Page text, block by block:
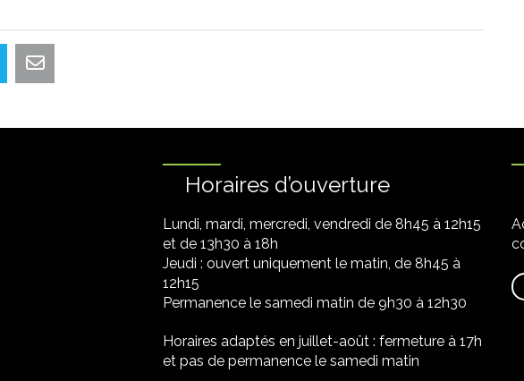
Horaires d’ouverture
Lundi, mardi, mercredi, vendredi de 8h45 à 12h15
et de 13h30 à 18h
Jeudi : ouvert uniquement le matin, de 8h45 à
12h15
Permanence le samedi matin de 9h30 à 12h30
Horaires adaptés en juillet-août : fermeture à 17h
et pas de permanence le samedi matin